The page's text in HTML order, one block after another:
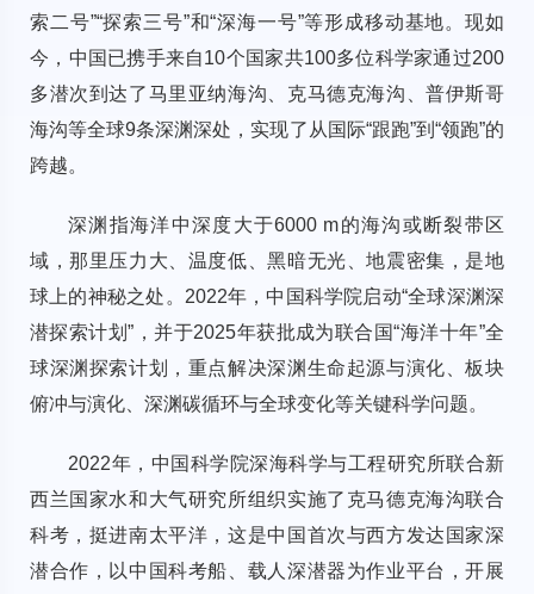
索二号”“探索三号”和“深海一号”等形成移动基地。现如
今，中国已携手来自10个国家共100多位科学家通过200
多潜次到达了马里亚纳海沟、克马德克海沟、普伊斯哥
海沟等全球9条深渊深处，实现了从国际“跟跑”到“领跑”的
跨越。
深渊指海洋中深度大于6000 m的海沟或断裂带区
域，那里压力大、温度低、黑暗无光、地震密集，是地
球上的神秘之处。2022年，中国科学院启动“全球深渊深
潜探索计划”，并于2025年获批成为联合国“海洋十年”全
球深渊探索计划，重点解决深渊生命起源与演化、板块
俯冲与演化、深渊碳循环与全球变化等关键科学问题。
2022年，中国科学院深海科学与工程研究所联合新
西兰国家水和大气研究所组织实施了克马德克海沟联合
科考，挺进南太平洋，这是中国首次与西方发达国家深
潜合作，以中国科考船、载人深潜器为作业平台，开展